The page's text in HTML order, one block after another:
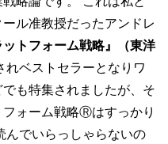
ル准教授だったアンドレ
ットフォーム戦略』（東洋
れベストセラーとなりワ
も特集されましたが、そ
ォーム戦略Ⓡはすっかり
んでいらっしゃらないの